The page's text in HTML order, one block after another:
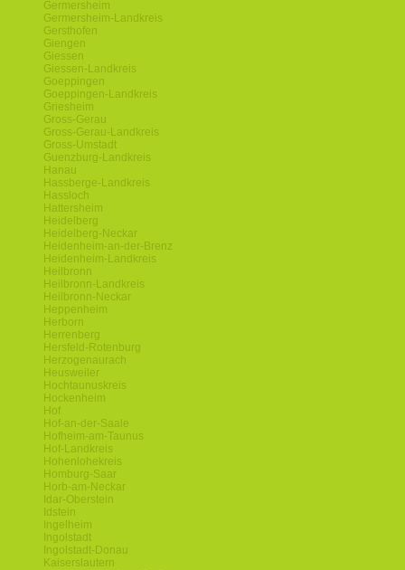
Germersheim
Germersheim-Landkreis
Gersthofen
Giengen
Giessen
Giessen-Landkreis
Goeppingen
Goeppingen-Landkreis
Griesheim
Gross-Gerau
Gross-Gerau-Landkreis
Gross-Umstadt
Guenzburg-Landkreis
Hanau
Hassberge-Landkreis
Hassloch
Hattersheim
Heidelberg
Heidelberg-Neckar
Heidenheim-an-der-Brenz
Heidenheim-Landkreis
Heilbronn
Heilbronn-Landkreis
Heilbronn-Neckar
Heppenheim
Herborn
Herrenberg
Hersfeld-Rotenburg
Herzogenaurach
Heusweiler
Hochtaunuskreis
Hockenheim
Hof
Hof-an-der-Saale
Hofheim-am-Taunus
Hof-Landkreis
Hohenlohekreis
Homburg-Saar
Horb-am-Neckar
Idar-Oberstein
Idstein
Ingelheim
Ingolstadt
Ingolstadt-Donau
Kaiserslautern